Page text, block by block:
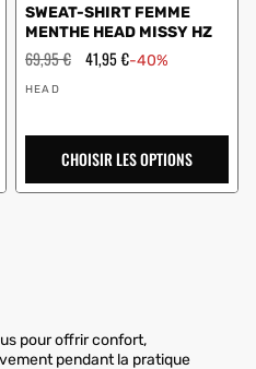
SWEAT-SHIRT FEMME
MENTHE HEAD MISSY HZ
Prix
régulier
69,95 € Prix
en
41,95 €-40%
Vendeur
HEAD
CHOISIR LES OPTIONS
pour offrir confort,
pendant la pratique